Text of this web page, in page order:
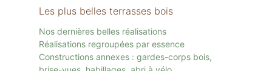
Les plus belles terrasses bois
Nos dernières belles réalisations
Réalisations regroupées par essence
Constructions annexes : gardes-corps bois,